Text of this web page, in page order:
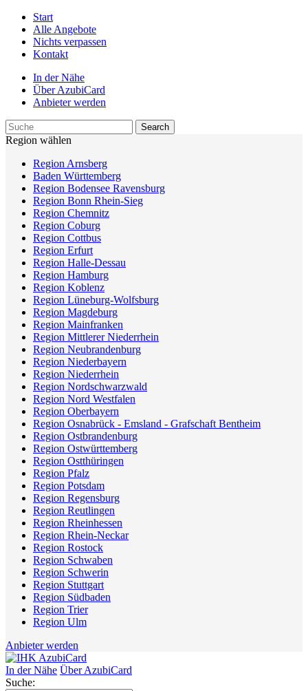
Start
Alle Angebote
Nichts verpassen
Kontakt
In der Nähe
Über AzubiCard
Anbieter werden
Region wählen
Region Arnsberg
Baden Württemberg
Region Bodensee Ravensburg
Region Bonn Rhein-Sieg
Region Chemnitz
Region Coburg
Region Cottbus
Region Erfurt
Region Halle-Dessau
Region Hamburg
Region Koblenz
Region Lüneburg-Wolfsburg
Region Magdeburg
Region Mainfranken
Region Mittlerer Niederrhein
Region Neubrandenburg
Region Niederbayern
Region Niederrhein
Region Nordschwarzwald
Region Nord Westfalen
Region Oberbayern
Region Osnabrück - Emsland - Grafschaft Bentheim
Region Ostbrandenburg
Region Ostwürttemberg
Region Ostthüringen
Region Pfalz
Region Potsdam
Region Regensburg
Region Reutlingen
Region Rheinhessen
Region Rhein-Neckar
Region Rostock
Region Schwaben
Region Schwerin
Region Stuttgart
Region Südbaden
Region Trier
Region Ulm
Anbieter werden
In der Nähe Über AzubiCard
Suche: